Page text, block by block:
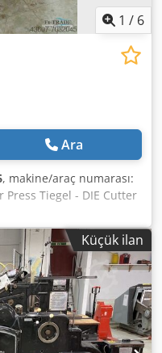
1 / 6
Ara
, makine/araç numarası:
Press Tiegel - DIE Cutter
155017 N Boyut
Hız min.: 2.200 sph -
Standart şase: 260 x
x 350mmKomplett mit
ve aksesuarlarla
ile Online-Video-
oluruz - daha
- İncelenebilir
edilebilir
Küçük ilan